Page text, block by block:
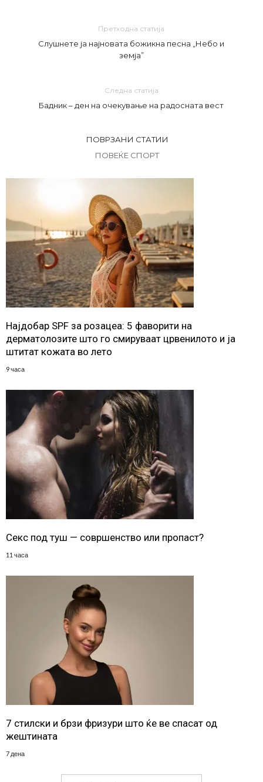
Претходна статија
Слушнете ја најновата божикна песна „Небо и
земја”
Следна статија
Бадник – дeн на очекување на радосната вест
ПОВРЗАНИ СТАТИИ
ПОВЕЌЕ СПОРТ
Најдобар SPF за розацеа: 5 фаворити на
дерматолозите што го смируваат црвенилото и ја
штитат кожата во лето
9 часа
Секс под туш — совршенство или пропаст?
11 часа
7 стилски и брзи фризури што ќе ве спасат од
жештината
7 дена